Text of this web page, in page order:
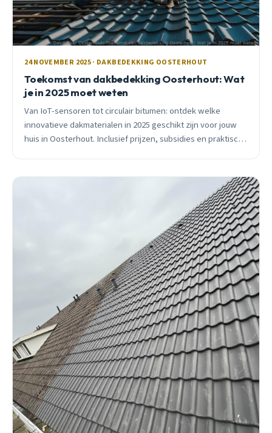
24 NOVEMBER 2025 · DAKBEDEKKING OOSTERHOUT
Toekomst van dakbedekking Oosterhout: Wat
je in 2025 moet weten
Van IoT-sensoren tot circulair bitumen: ontdek welke
innovatieve dakmaterialen in 2025 geschikt zijn voor jouw
huis in Oosterhout. Inclusief prijzen, subsidies en praktisch